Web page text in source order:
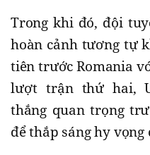
Trong khi đó, đội
hoàn cảnh tương tự
tiên trước Romania
lượt trận thứ hai,
thắng quan trọng
để thắp sáng hy vọng